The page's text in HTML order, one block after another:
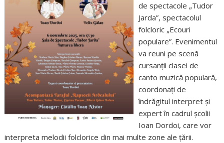
de spectacole „Tudor
Jarda”, spectacolul
folcloric „Ecouri
populare”. Evenimentul
va reuni pe scenă
cursanții clasei de
canto muzică populară,
coordonați de
îndrăgitul interpret și
expert în cadrul școlii
Ioan Dordoi, care vor
interpreta melodii folclorice din mai multe zone ale țării.